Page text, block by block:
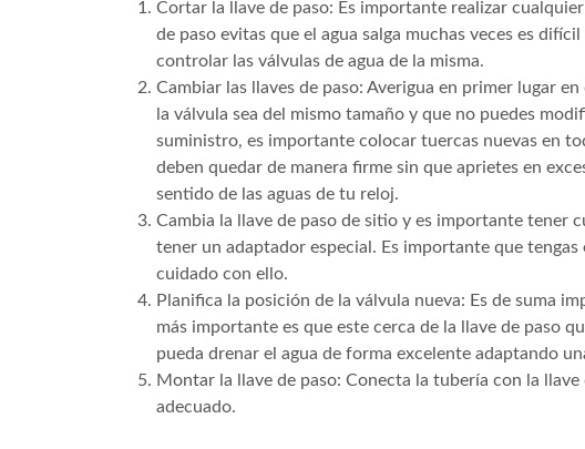
Cortar la llave de paso: Es importante realizar
de paso evitas que el agua salga muchas veces es
controlar las válvulas de agua de la misma.
Cambiar las llaves de paso: Averigua en primer lugar
la válvula sea del mismo tamaño y que no puedes
suministro, es importante colocar tuercas nuevas en
deben quedar de manera firme sin que aprietes en
sentido de las aguas de tu reloj.
Cambia la llave de paso de sitio y es importante tener
tener un adaptador especial. Es importante que
cuidado con ello.
Planifica la posición de la válvula nueva: Es de suma
más importante es que este cerca de la llave de paso
pueda drenar el agua de forma excelente adaptando
Montar la llave de paso: Conecta la tubería con la
adecuado.